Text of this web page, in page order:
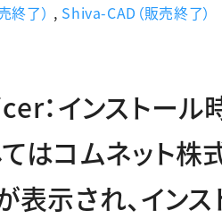
終了） , Shiva-CAD（販売終了）
インストール
はコムネット株
示され、インス